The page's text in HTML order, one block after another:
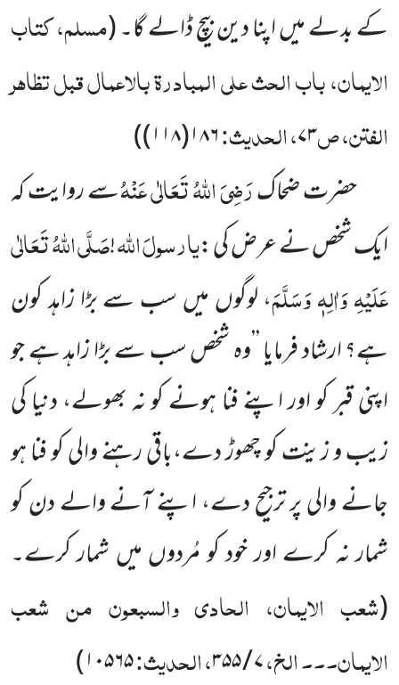
کے بدلے میں اپنا دین بیچ ڈالے گا۔(مسلم، کتاب
الایمان، باب الحث علی المبادرۃ بالاعمال قبل تظاہر
الفتن، ص۷۳، الحدیث:۱۸۶(۱۱۸)
)
حضرت ضحاکرَضِیَ اللہُ تَعَالٰی عَنْہُسے روایت کہ
ایک شخص نے عرض کی :یارسولَاللہ!صَلَّی اللہُ تَعَالٰی
عَلَیْہِ وَاٰلِہٖ وَسَلَّمَ،لوگوں میں سب سے بڑا زاہد کون
ہے؟ ارشاد فرمایا ’’وہ شخص سب سے بڑا زاہد ہے جو
اپنی قبر کو اور اپنے فنا ہونے کو نہ بھولے، دنیا کی
زیب و زینت کو چھوڑ دے،باقی رہنے والی کو فنا ہو
جانے والی پر ترجیح دے، اپنے آنے والے دن کو
شمار نہ کرے اور خود کو مُردوں میں شمار کرے۔
(شعب الایمان، الحادی والسبعون من شعب
الایمان۔۔۔ الخ،۷/۳۵۵، الحدیث:۱۰۵۶۵)